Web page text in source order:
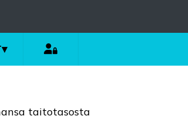
▾
taitotasosta